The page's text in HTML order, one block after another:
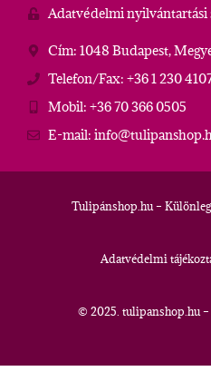
Adatvédelmi
Cím: 1048 Budapest,
Telefon/Fax: +36 1 230
Mobil: +36 70 366 0505
E-mail:
Tulipánshop.hu –
Adatvédelmi
© 2025. tulipanshop.hu